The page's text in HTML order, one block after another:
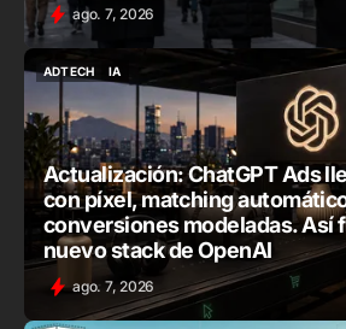
ago. 7, 2026
ADTECH
IA
Actualización: ChatGPT Ads
con píxel, matching
conversiones modeladas. Así
nuevo stack de OpenAI
ago. 7, 2026